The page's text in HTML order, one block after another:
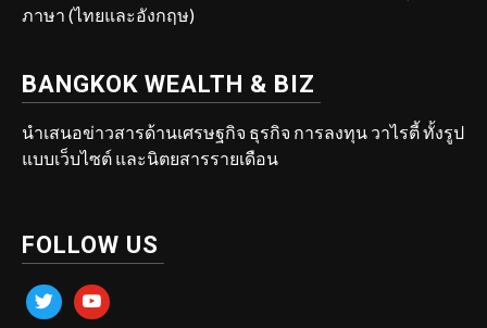
ภาษา (ไทยและอังกฤษ)
BANGKOK WEALTH & BIZ
นำเสนอข่าวสารด้านเศรษฐกิจ ธุรกิจ การลงทุน วาไรตี้ ทั้งรูป
แบบเว็บไซต์ และนิตยสารรายเดือน
FOLLOW US
twitter youtube